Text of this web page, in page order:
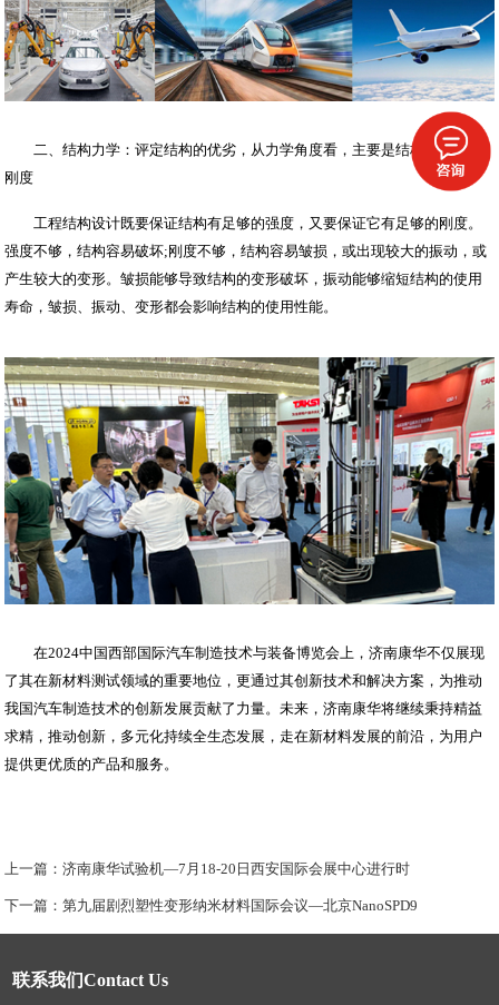
二、结构力学：评定结构的优劣，从力学角度看，主要是结构的强度和
刚度
工程结构设计既要保证结构有足够的强度，又要保证它有足够的刚度。
强度不够，结构容易破坏;刚度不够，结构容易皱损，或出现较大的振动，或
产生较大的变形。皱损能够导致结构的变形破坏，振动能够缩短结构的使用
寿命，皱损、振动、变形都会影响结构的使用性能。
在2024中国西部国际汽车制造技术与装备博览会上，济南康华不仅展现
了其在新材料测试领域的重要地位，更通过其创新技术和解决方案，为推动
我国汽车制造技术的创新发展贡献了力量。未来，济南康华将继续秉持精益
求精，推动创新，多元化持续全生态发展，走在新材料发展的前沿，为用户
提供更优质的产品和服务。
上一篇：济南康华试验机—7月18-20日西安国际会展中心进行时
下一篇：第九届剧烈塑性变形纳米材料国际会议—北京NanoSPD9
联系我们Contact Us